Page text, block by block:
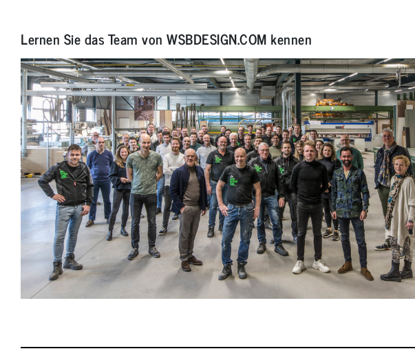
Lernen Sie das Team von WSBDESIGN.COM kennen